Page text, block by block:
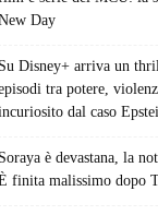
Day
Su Disney+ arriva un
tra potere,
dal caso
Soraya è devastana, la
finita malissimo dopo